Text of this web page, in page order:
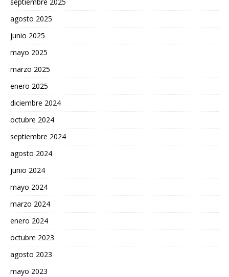
agosto 2025
junio 2025
mayo 2025
marzo 2025
enero 2025
diciembre 2024
octubre 2024
septiembre 2024
agosto 2024
junio 2024
mayo 2024
marzo 2024
enero 2024
octubre 2023
agosto 2023
mayo 2023